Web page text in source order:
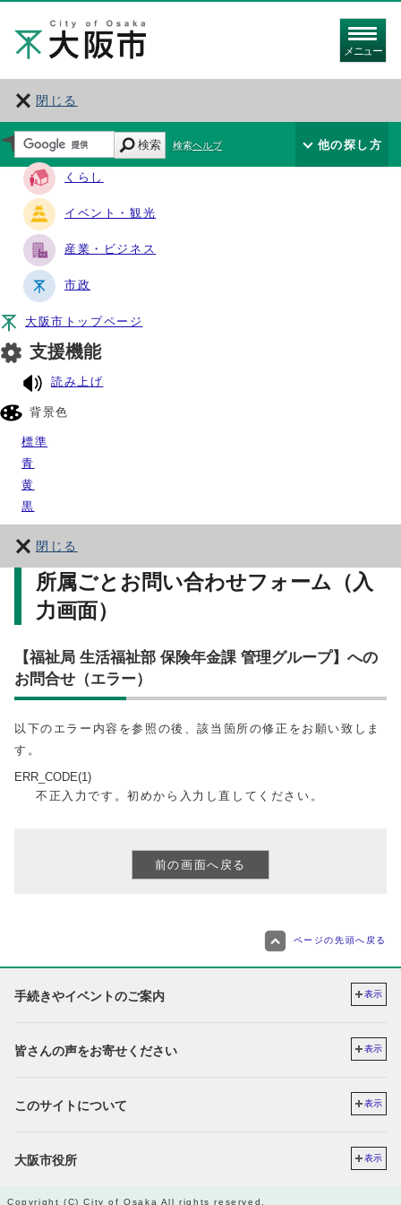
メニュー
閉じる
サイト・ナビ
くらし
イベント・観光
産業・ビジネス
市政
大阪市トップページ
支援機能
読み上げ
背景色
標準
青
黄
黒
閉じる
検索 検索ヘルプ 他の探し方
所属ごとお問い合わせフォーム（入
力画面）
【福祉局 生活福祉部 保険年金課 管理グループ】への
お問合せ（エラー）
以下のエラー内容を参照の後、該当箇所の修正をお願い致しま
す。
ERR_CODE(1)
不正入力です。初めから入力し直してください。
ページの先頭へ戻る
手続きやイベントのご案内 表示
皆さんの声をお寄せください 表示
このサイトについて 表示
大阪市役所 表示
Copyright (C) City of Osaka All rights reserved.